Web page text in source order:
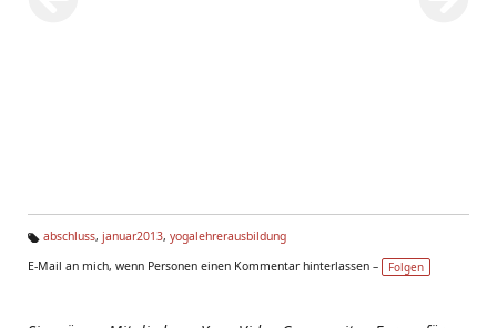
g
abschluss, januar2013, yogalehrerausbildung
E-Mail an mich, wenn Personen einen Kommentar hinterlassen –
Folgen